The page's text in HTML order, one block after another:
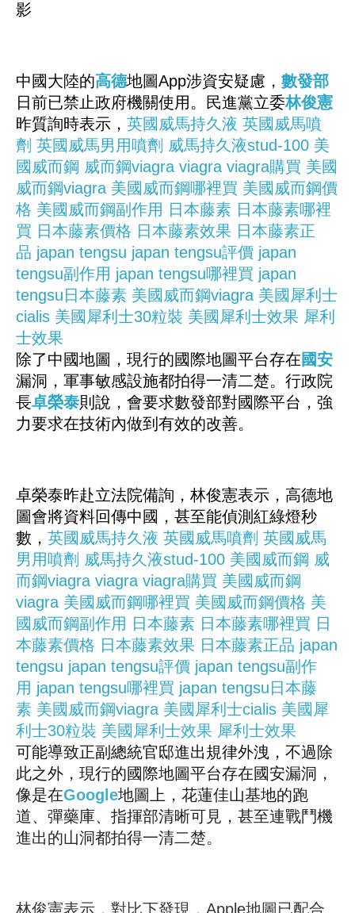
影
中國大陸的高德地圖App涉資安疑慮， 數發部
日前已禁止政府機關使用。民進黨立委林俊憲
昨質詢時表示， 英國威馬持久液 英國威馬噴
劑 英國威馬男用噴劑 威馬持久液stud-100 美
國威而鋼 威而鋼viagra viagra viagra購買 美國
威而鋼viagra 美國威而鋼哪裡買 美國威而鋼價
格 美國威而鋼副作用 日本藤素 日本藤素哪裡
買 日本藤素價格 日本藤素效果 日本藤素正
品 japan tengsu japan tengsu評價 japan
tengsu副作用 japan tengsu哪裡買 japan
tengsu日本藤素 美國威而鋼viagra 美國犀利士
cialis 美國犀利士30粒裝 美國犀利士效果 犀利
士效果
除了中國地圖，現行的國際地圖平台存在國安
漏洞，軍事敏感設施都拍得一清二楚。行政院
長卓榮泰則說，會要求數發部對國際平台，強
力要求在技術內做到有效的改善。
卓榮泰昨赴立法院備詢，林俊憲表示，高德地
圖會將資料回傳中國，甚至能偵測紅綠燈秒
數， 英國威馬持久液 英國威馬噴劑 英國威馬
男用噴劑 威馬持久液stud-100 美國威而鋼 威
而鋼viagra viagra viagra購買 美國威而鋼
viagra 美國威而鋼哪裡買 美國威而鋼價格 美
國威而鋼副作用 日本藤素 日本藤素哪裡買 日
本藤素價格 日本藤素效果 日本藤素正品 japan
tengsu japan tengsu評價 japan tengsu副作
用 japan tengsu哪裡買 japan tengsu日本藤
素 美國威而鋼viagra 美國犀利士cialis 美國犀
利士30粒裝 美國犀利士效果 犀利士效果
可能導致正副總統官邸進出規律外洩，不過除
此之外，現行的國際地圖平台存在國安漏洞，
像是在Google地圖上，花蓮佳山基地的跑
道、彈藥庫、指揮部清晰可見，甚至連戰鬥機
進出的山洞都拍得一清二楚。
林俊憲表示，對比下發現，Apple地圖已配合